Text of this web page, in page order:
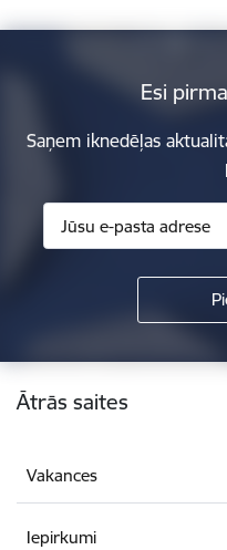
Esi
Saņem iknedēļas
Kājene
Ātrās saites
Vakances
Iepirkumi